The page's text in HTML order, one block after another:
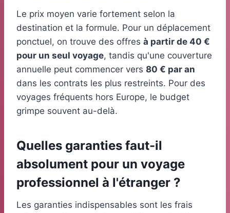
Le prix moyen varie fortement selon la
destination et la formule. Pour un déplacement
ponctuel, on trouve des offres à partir de 40 €
pour un seul voyage, tandis qu'une couverture
annuelle peut commencer vers 80 € par an
dans les contrats les plus restreints. Pour des
voyages fréquents hors Europe, le budget
grimpe souvent au-delà.
Quelles garanties faut-il
absolument pour un voyage
professionnel à l'étranger ?
Les garanties indispensables sont les frais